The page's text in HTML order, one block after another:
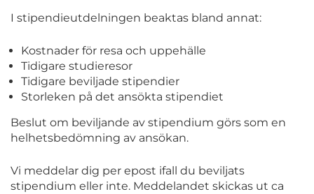
I stipendieutdelningen beaktas bland annat:
Kostnader för resa och uppehälle
Tidigare studieresor
Tidigare beviljade stipendier
Storleken på det ansökta stipendiet
Beslut om beviljande av stipendium görs som en
helhetsbedömning av ansökan.
Vi meddelar dig per epost ifall du beviljats
stipendium eller inte. Meddelandet skickas ut ca